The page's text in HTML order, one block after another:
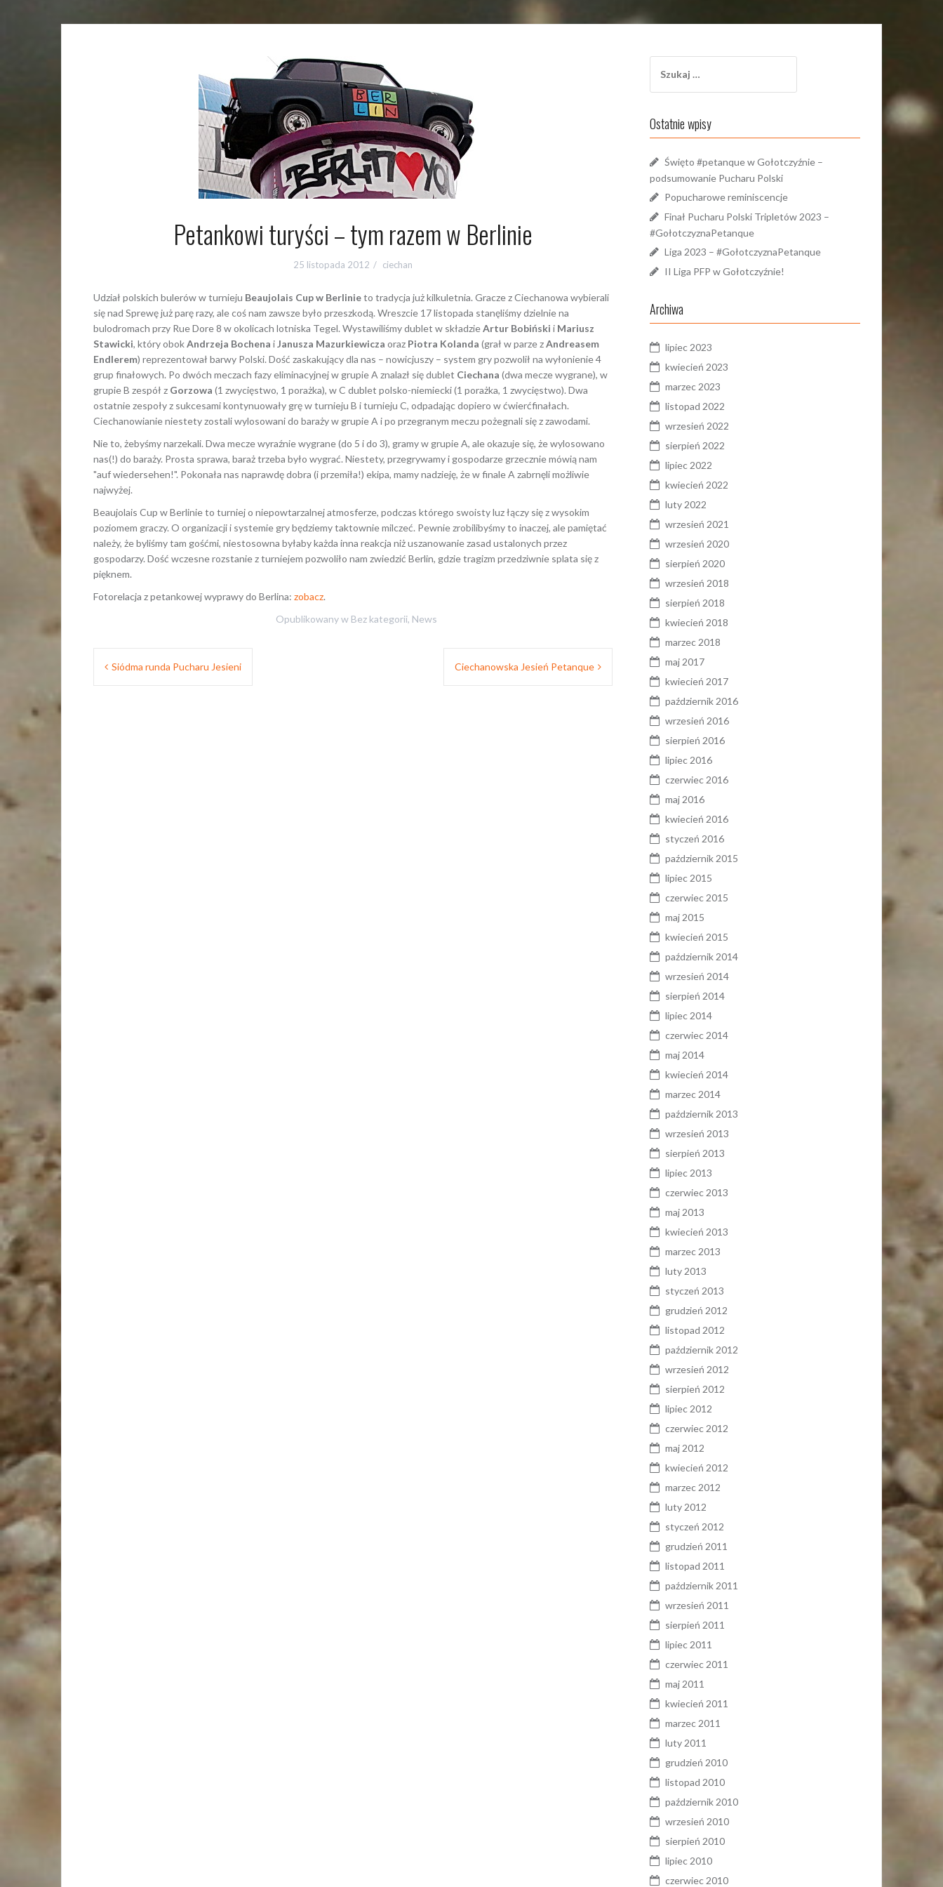
Petankowi turyści – tym razem w Berlinie
25 listopada 2012 ciechan
Udział polskich bulerów w turnieju Beaujolais Cup w Berlinieto tradycja już kilkuletnia. Gracze z Ciechanowa wybierali
się nad Sprewę już parę razy, ale coś nam zawsze było przeszkodą. Wreszcie 17 listopada stanęliśmy dzielnie na
bulodromach przy Rue Dore 8 w okolicach lotniska Tegel. Wystawiliśmy dublet w składzieArtur Bobiński i Mariusz
Stawicki, który obokAndrzeja Bochena iJanusza Mazurkiewicza oraz Piotra Kolanda (grał w parze zAndreasem
Endlerem) reprezentował barwy Polski. Dość zaskakujący dla nas – nowicjuszy – system gry pozwolił na wyłonienie 4
grup finałowych. Po dwóch meczach fazy eliminacyjnej w grupie A znalazł się dublet Ciechana (dwa mecze wygrane), w
grupie B zespół z Gorzowa (1 zwycięstwo, 1 porażka), w C dublet polsko-niemiecki (1 porażka, 1 zwycięstwo). Dwa
ostatnie zespoły z sukcesami kontynuowały grę w turnieju B i turnieju C, odpadając dopiero w ćwierćfinałach.
Ciechanowianie niestety zostali wylosowani do baraży w grupie A i po przegranym meczu pożegnali się z zawodami.
Nie to, żebyśmy narzekali. Dwa mecze wyraźnie wygrane (do 5 i do 3), gramy w grupie A, ale okazuje się, że wylosowano
nas(!) do baraży. Prosta sprawa, baraż trzeba było wygrać. Niestety, przegrywamy i gospodarze grzecznie mówią nam
"auf wiedersehen!". Pokonała nas naprawdę dobra (i przemiła!) ekipa, mamy nadzieję, że w finale A zabrnęli możliwie
najwyżej.
Beaujolais Cup w Berlinie to turniej o niepowtarzalnej atmosferze, podczas którego swoisty luz łączy się z wysokim
poziomem graczy. O organizacji i systemie gry będziemy taktownie milczeć. Pewnie zrobilibyśmy to inaczej, ale pamiętać
należy, że byliśmy tam gośćmi, niestosowna byłaby każda inna reakcja niż uszanowanie zasad ustalonych przez
gospodarzy. Dość wczesne rozstanie z turniejem pozwoliło nam zwiedzić Berlin, gdzie tragizm przedziwnie splata się z
pięknem.
Fotorelacja z petankowej wyprawy do Berlina: zobacz.
Opublikowany w Bez kategorii, News
Nawigacja
Siódma runda Pucharu Jesieni Ciechanowska Jesień Petanque
Ostatnie wpisy
Święto #petanque w Gołotczyźnie –
podsumowanie Pucharu Polski
Popucharowe reminiscencje
Finał Pucharu Polski Tripletów 2023 –
#GołotczyznaPetanque
Liga 2023 – #GołotczyznaPetanque
II Liga PFP w Gołotczyźnie!
Archiwa
lipiec 2023
kwiecień 2023
marzec 2023
listopad 2022
wrzesień 2022
sierpień 2022
lipiec 2022
kwiecień 2022
luty 2022
wrzesień 2021
wrzesień 2020
sierpień 2020
wrzesień 2018
sierpień 2018
kwiecień 2018
marzec 2018
maj 2017
kwiecień 2017
październik 2016
wrzesień 2016
sierpień 2016
lipiec 2016
czerwiec 2016
maj 2016
kwiecień 2016
styczeń 2016
październik 2015
lipiec 2015
czerwiec 2015
maj 2015
kwiecień 2015
październik 2014
wrzesień 2014
sierpień 2014
lipiec 2014
czerwiec 2014
maj 2014
kwiecień 2014
marzec 2014
październik 2013
wrzesień 2013
sierpień 2013
lipiec 2013
czerwiec 2013
maj 2013
kwiecień 2013
marzec 2013
luty 2013
styczeń 2013
grudzień 2012
listopad 2012
październik 2012
wrzesień 2012
sierpień 2012
lipiec 2012
czerwiec 2012
maj 2012
kwiecień 2012
marzec 2012
luty 2012
styczeń 2012
grudzień 2011
listopad 2011
październik 2011
wrzesień 2011
sierpień 2011
lipiec 2011
czerwiec 2011
maj 2011
kwiecień 2011
marzec 2011
luty 2011
grudzień 2010
listopad 2010
październik 2010
wrzesień 2010
sierpień 2010
lipiec 2010
czerwiec 2010